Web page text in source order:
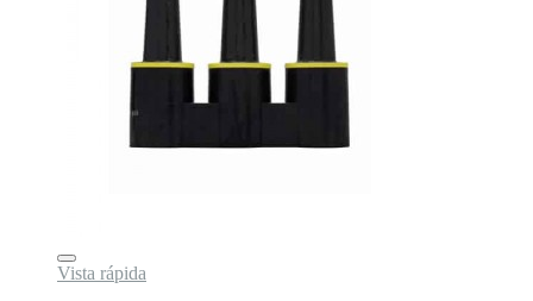
Vista rápida